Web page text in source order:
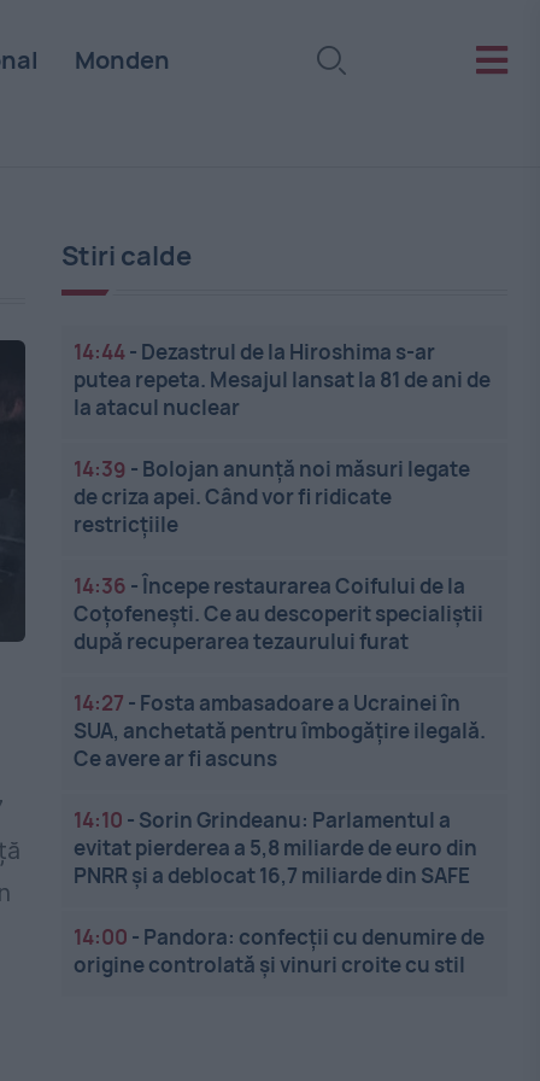
Monden
Stiri calde
14:44- Dezastrul de la Hiroshima s-ar
putea repeta. Mesajul lansat la 81 de ani de
la atacul nuclear
14:39 - Bolojan anunță noi măsuri legate
de criza apei. Când vor fi ridicate
restricțiile
14:36 -Începe restaurarea Coifului de la
Coțofenești. Ce au descoperit specialiștii
după recuperarea tezaurului furat
14:27 - Fosta ambasadoare a Ucrainei în
SUA, anchetată pentru îmbogățire ilegală.
Ce avere ar fi ascuns
14:10 - Sorin Grindeanu: Parlamentul a
evitat pierderea a 5,8 miliarde de euro din
PNRR și a deblocat 16,7 miliarde din SAFE
14:00 - Pandora: confecții cu denumire de
origine controlată și vinuri croite cu stil